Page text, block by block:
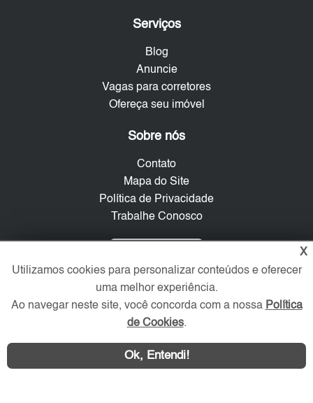
Serviços
Blog
Anuncie
Vagas para corretores
Ofereça seu imóvel
Sobre nós
Contato
Mapa do Site
Política de Privacidade
Trabalhe Conosco
Redes Sociais
X
Utilizamos cookies para personalizar conteúdos e oferecer
uma melhor experiência.
Ao navegar neste site, você concorda com a nossa Política
de Cookies.
Ok, Entendi!